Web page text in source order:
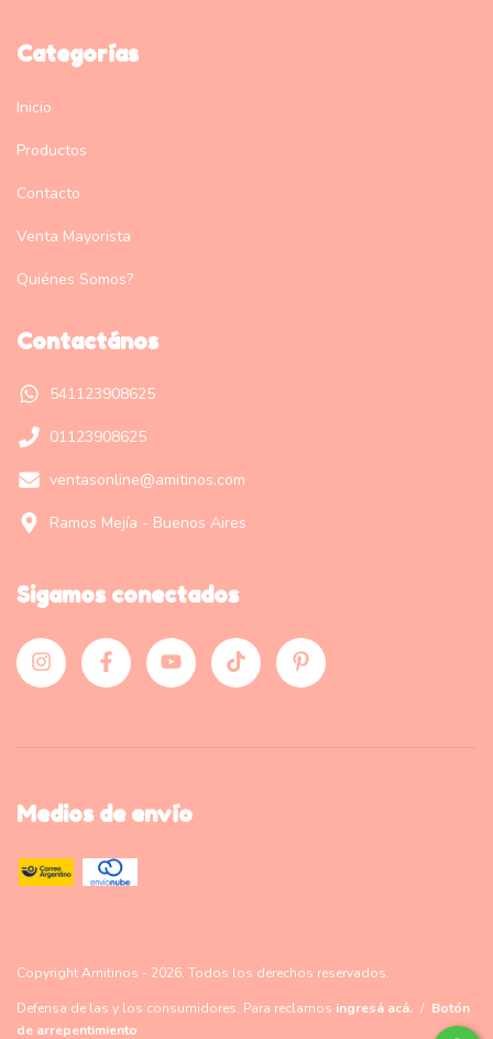
Categorías
Inicio
Productos
Contacto
Venta Mayorista
Quiénes Somos?
Contactános
541123908625
01123908625
ventasonline@amitinos.com
Ramos Mejía - Buenos Aires
Sigamos conectados
Medios de envío
Copyright Amitinos - 2026. Todos los derechos reservados.
Defensa de las y los consumidores. Para reclamos ingresá acá. / Botón
de arrepentimiento